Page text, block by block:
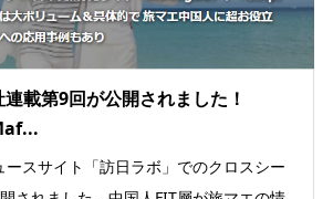
連載第9回が公開されました！
ースサイト「訪日ラボ」でのクロスシー